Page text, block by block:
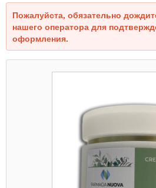
Пожалуйста, обязательно
нашего оператора для
оформления.